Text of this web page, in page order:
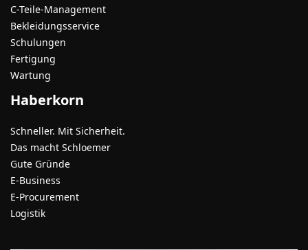
C-Teile-Management
Bekleidungsservice
Schulungen
Fertigung
Wartung
Haberkorn
Schneller. Mit Sicherheit.
Das macht Schloemer
Gute Gründe
E-Business
E-Procurement
Logistik